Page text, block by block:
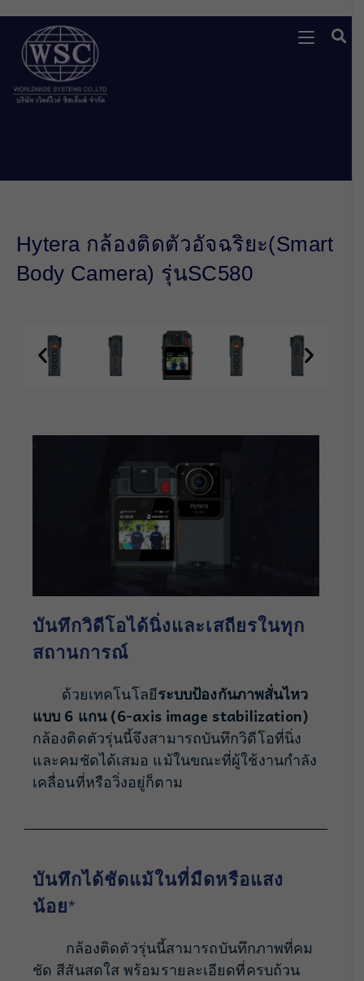
Hytera กล้องติดตัวอัจฉริยะ(Smart
Body Camera) รุ่นSC580
บันทึกวิดีโอได้นิ่งและเสถียรในทุก
สถานการณ์
ด้วยเทคโนโลยีระบบป้องกันภาพสั่นไหว
แบบ 6 แกน (6-axis image stabilization)
กล้องติดตัวรุ่นนี้จึงสามารถบันทึกวิดีโอที่นิ่ง
และคมชัดได้เสมอ แม้ในขณะที่ผู้ใช้งานกำลัง
เคลื่อนที่หรือวิ่งอยู่ก็ตาม
บันทึกได้ชัดแม้ในที่มืดหรือแสง
น้อย*
กล้องติดตัวรุ่นนี้สามารถบันทึกภาพที่คม
ชัด สีสันสดใส พร้อมรายละเอียดที่ครบถ้วน